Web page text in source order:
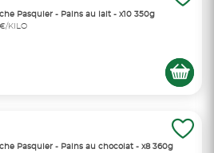
Pasquier - Pains au lait - x10 350g
KILO
Pasquier - Pains au chocolat - x8 360g